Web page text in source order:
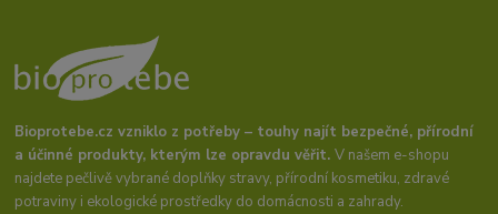
Bioprotebe.cz vzniklo z potřeby – touhy najít bezpečné, přírodní
a účinné produkty, kterým lze opravdu věřit.V našem e-shopu
najdete pečlivě vybrané doplňky stravy, přírodní kosmetiku, zdravé
potraviny i ekologické prostředky do domácnosti a zahrady.